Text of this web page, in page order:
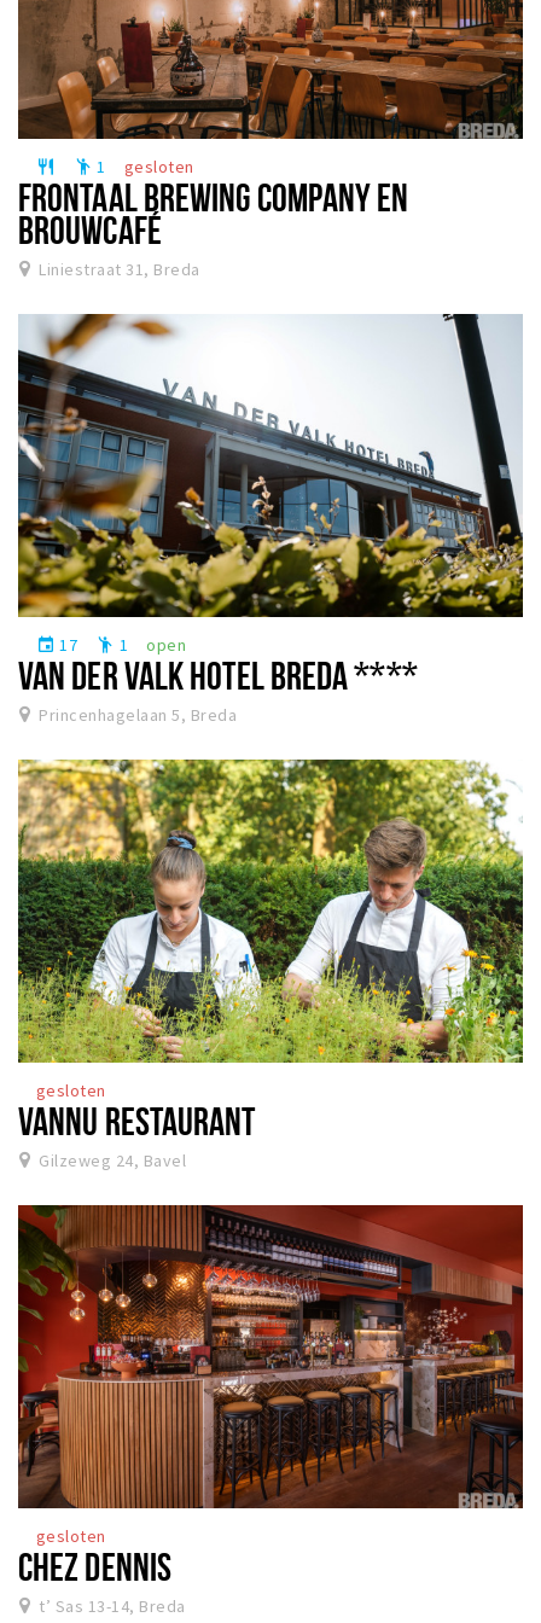
restaurant emoji_people 1 gesloten
FRONTAAL BREWING COMPANY EN
BROUWCAFÉ
Liniestraat 31, Breda
event 17 emoji_people 1 open
VAN DER VALK HOTEL BREDA ****
Princenhagelaan 5, Breda
gesloten
VANNU RESTAURANT
Gilzeweg 24, Bavel
gesloten
CHEZ DENNIS
t’ Sas 13-14, Breda